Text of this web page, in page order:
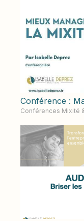
Conférence :
Conférences Mixité